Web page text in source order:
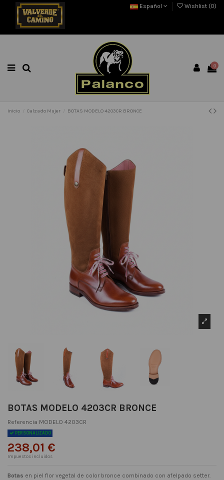
Español Wishlist (0)
0
Inicio Calzado Mujer BOTAS MODELO 4203CR BRONCE
BOTAS MODELO 4203CR BRONCE
Referencia MODELO 4203CR
PERSONALIZADO
238,01 €
Impuestos incluidos
Botas en piel flor vegetal de color bronce combinado con afelpado setter.